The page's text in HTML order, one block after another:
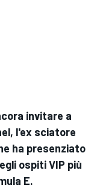
invitare a
l'ex sciatore
ha presenziato
ospiti VIP più
E.